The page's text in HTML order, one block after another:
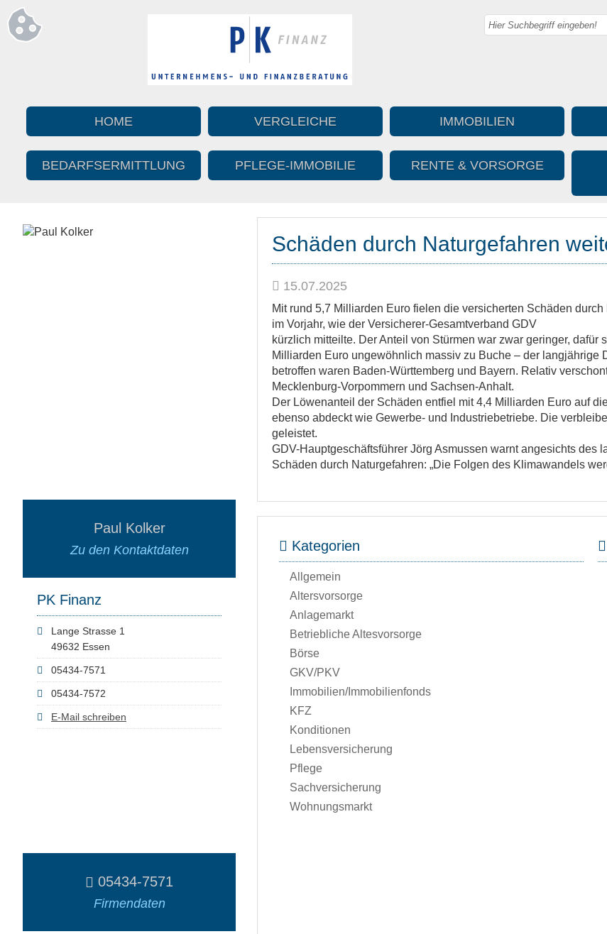
HOME VERGLEICHE IMMOBILIEN
BEDARFS­ERMITTLUNG PFLEGE-IMMOBILIE RENTE & VORSORGE
Paul Kolker
Zu den Kontaktdaten
PK Finanz
Lange Strasse 1
49632 Essen
05434-7571
05434-7572
E-Mail schreiben
05434-7571
Firmendaten
Schäden durch Naturgefahren
15.07.2025
Mit rund 5,7 Milliarden Euro fielen die versicherten Schäden
im Vorjahr, wie der Versicherer-Gesamtverband GDV
kürzlich mitteilte. Der Anteil von Stürmen war zwar geringer,
Milliarden Euro ungewöhnlich massiv zu Buche – der langjährige
betroffen waren Baden-Württemberg und Bayern. Relativ
Mecklenburg-Vorpommern und Sachsen-Anhalt.
Der Löwenanteil der Schäden entfiel mit 4,4 Milliarden Euro auf
ebenso abdeckt wie Gewerbe- und Industriebetriebe. Die
geleistet.
GDV-Hauptgeschäftsführer Jörg Asmussen warnt angesichts
Schäden durch Naturgefahren: „Die Folgen des Klimawandels
Kategorien
Allgemein
Altersvorsorge
Anlagemarkt
Betriebliche Altesvorsorge
Börse
GKV/PKV
Immobilien/Immobilienfonds
KFZ
Konditionen
Lebensversicherung
Pflege
Sachversicherung
Wohnungsmarkt